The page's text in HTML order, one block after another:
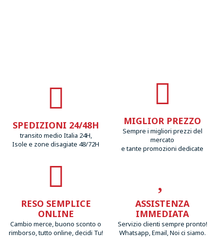
SPEDIZIONI 24/48H
transito medio Italia 24H,
Isole e zone disagiate 48/72H
MIGLIOR PREZZO
Sempre i migliori prezzi del
mercato
e tante promozioni dedicate
RESO SEMPLICE
ONLINE
Cambio merce, buono sconto o
rimborso, tutto online, decidi Tu!
ASSISTENZA
IMMEDIATA
Servizio clienti sempre pronto!
Whatsapp, Email, Noi ci siamo.